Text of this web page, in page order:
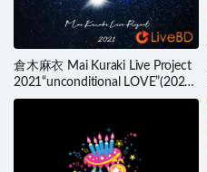
倉木麻衣 Mai Kuraki Live Project
2021“unconditional LOVE”(2022)
BD蓝光原盘 45.1G